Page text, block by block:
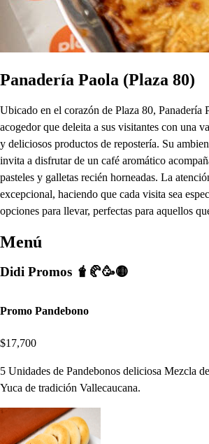
Panadería Paola (Plaza 80)
Ubicado en el corazón de Plaza 80, Panadería
acogedor que deleita a sus visitantes con una
y deliciosos productos de repostería. Su
invita a disfrutar de un café aromático
pasteles y galletas recién horneadas. La
excepcional, haciendo que cada visita sea
opciones para llevar, perfectas para aquellos
Menú
Didi Promos 🧋🥐🥳🟡
Promo Pandebono
$17,700
5 Unidades de Pandebonos deliciosa Mezcla
Yuca de tradición Vallecaucana.